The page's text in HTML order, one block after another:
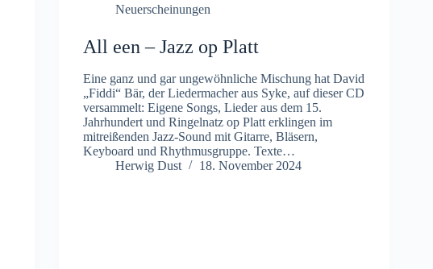
Neuerscheinungen
All een – Jazz op Platt
Eine ganz und gar ungewöhnliche Mischung hat David
„Fiddi“ Bär, der Liedermacher aus Syke, auf dieser CD
versammelt: Eigene Songs, Lieder aus dem 15.
Jahrhundert und Ringelnatz op Platt erklingen im
mitreißenden Jazz-Sound mit Gitarre, Bläsern,
Keyboard und Rhythmusgruppe. Texte…
Herwig Dust
18. November 2024